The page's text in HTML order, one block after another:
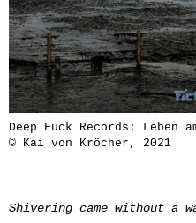
Deep Fuck Records:
© Kai von Kröcher, 2021
Shivering came without a